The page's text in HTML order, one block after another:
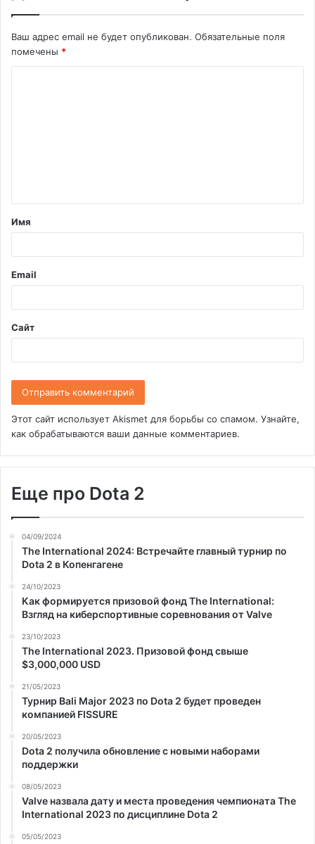
Ваш адрес email не будет опубликован. Обязательные поля
помечены *
т
а
й
*
Имя
Email
Сайт
Этот сайт использует Akismet для борьбы со спамом. Узнайте,
как обрабатываются ваши данные комментариев.
Еще про Dota 2
04/09/2024
The International 2024: Встречайте главный турнир по
Dota 2 в Копенгагене
24/10/2023
Как формируется призовой фонд The International:
Взгляд на киберспортивные соревнования от Valve
23/10/2023
The International 2023. Призовой фонд свыше
$3,000,000 USD
21/05/2023
Турнир Bali Major 2023 по Dota 2 будет проведен
компанией FISSURE
20/05/2023
Dota 2 получила обновление с новыми наборами
поддержки
08/05/2023
Valve назвала дату и места проведения чемпионата The
International 2023 по дисциплине Dota 2
05/05/2023